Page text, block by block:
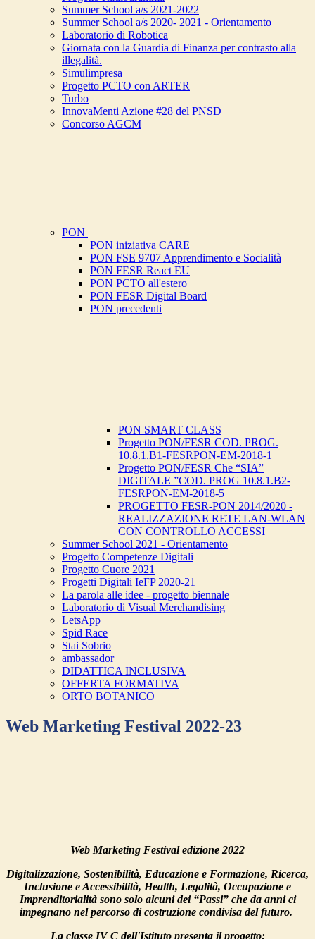
Summer School a/s 2021-2022
Summer School a/s 2020- 2021 - Orientamento
Laboratorio di Robotica
Giornata con la Guardia di Finanza per contrasto alla
illegalità.
Simulimpresa
Progetto PCTO con ARTER
Turbo
InnovaMenti Azione #28 del PNSD
Concorso AGCM
PON
PON iniziativa CARE
PON FSE 9707 Apprendimento e Socialità
PON FESR React EU
PON PCTO all'estero
PON FESR Digital Board
PON precedenti
PON SMART CLASS
Progetto PON/FESR COD. PROG.
10.8.1.B1-FESRPON-EM-2018-1
Progetto PON/FESR Che “SIA”
DIGITALE ”COD. PROG 10.8.1.B2-
FESRPON-EM-2018-5
PROGETTO FESR-PON 2014/2020 -
REALIZZAZIONE RETE LAN-WLAN
CON CONTROLLO ACCESSI
Summer School 2021 - Orientamento
Progetto Competenze Digitali
Progetto Cuore 2021
Progetti Digitali IeFP 2020-21
La parola alle idee - progetto biennale
Laboratorio di Visual Merchandising
LetsApp
Spid Race
Stai Sobrio
ambassador
DIDATTICA INCLUSIVA
OFFERTA FORMATIVA
ORTO BOTANICO
Web Marketing Festival 2022-23
Web Marketing Festival edizione 2022
Digitalizzazione, Sostenibilità, Educazione e Formazione, Ricerca,
Inclusione e Accessibilità, Health, Legalità, Occupazione e
Imprenditorialitàsono solo alcuni dei “Passi” che da anni ci
impegnano nel percorso di costruzione condivisa del futuro.
La classe IV C dell'Istituto presenta il progetto: